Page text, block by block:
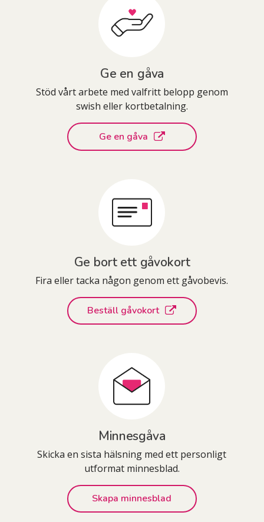
Ge en gåva
Stöd vårt arbete med valfritt belopp genom
swish eller kortbetalning.
Ge en gåva
Ge bort ett gåvokort
Fira eller tacka någon genom ett gåvobevis.
Beställ gåvokort
Minnesgåva
Skicka en sista hälsning med ett personligt
utformat minnesblad.
Skapa minnesblad